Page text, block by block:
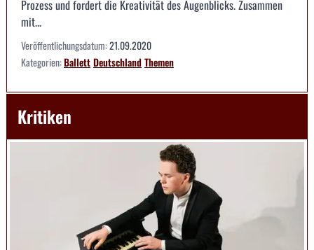
Prozess und fordert die Kreativität des Augenblicks. Zusammen
mit...
Veröffentlichungsdatum:21.09.2020
Kategorien:BallettDeutschlandThemen
Kritiken